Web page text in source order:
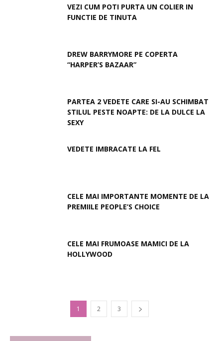
VEZI CUM POTI PURTA UN COLIER IN
FUNCTIE DE TINUTA
DREW BARRYMORE PE COPERTA
“HARPER’S BAZAAR”
PARTEA 2 VEDETE CARE SI-AU SCHIMBAT
STILUL PESTE NOAPTE: DE LA DULCE LA
SEXY
VEDETE IMBRACATE LA FEL
CELE MAI IMPORTANTE MOMENTE DE LA
PREMIILE PEOPLE’S CHOICE
CELE MAI FRUMOASE MAMICI DE LA
HOLLYWOOD
1 2 3